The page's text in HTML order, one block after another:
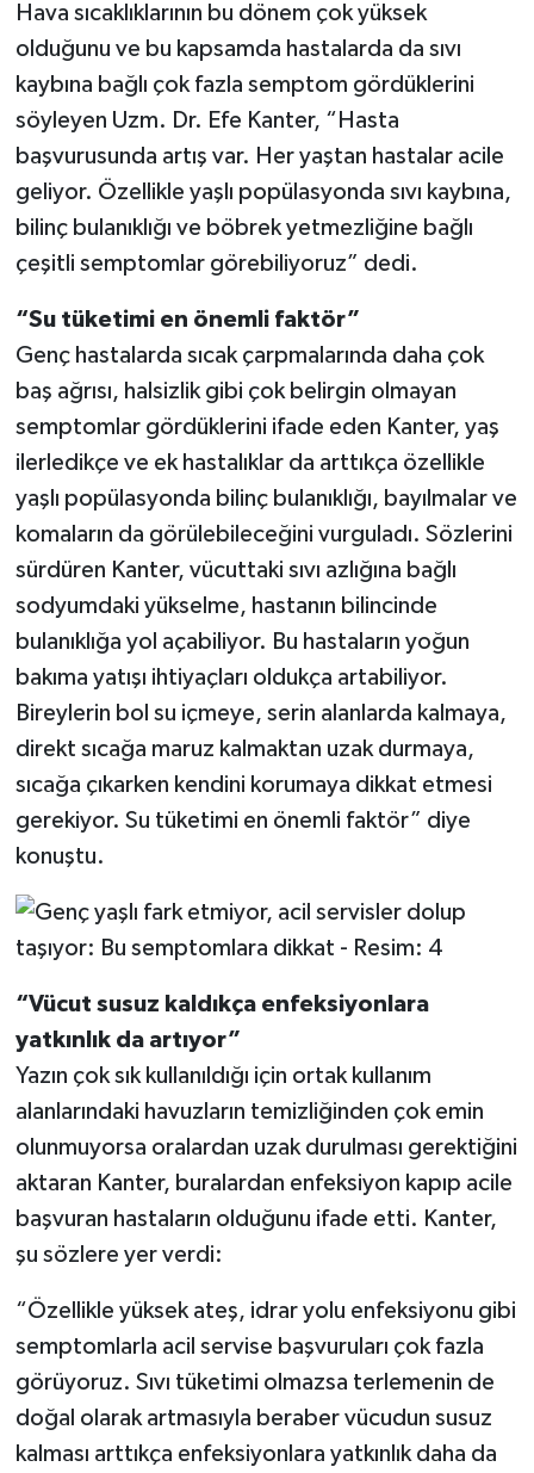
Hava sıcaklıklarının bu dönem çok yüksek
olduğunu ve bu kapsamda hastalarda da sıvı
kaybına bağlı çok fazla semptom gördüklerini
söyleyen Uzm. Dr. Efe Kanter, “Hasta
başvurusunda artış var. Her yaştan hastalar acile
geliyor. Özellikle yaşlı popülasyonda sıvı kaybına,
bilinç bulanıklığı ve böbrek yetmezliğine bağlı
çeşitli semptomlar görebiliyoruz” dedi.
“Su tüketimi en önemli faktör”
Genç hastalarda sıcak çarpmalarında daha çok
baş ağrısı, halsizlik gibi çok belirgin olmayan
semptomlar gördüklerini ifade eden Kanter, yaş
ilerledikçe ve ek hastalıklar da arttıkça özellikle
yaşlı popülasyonda bilinç bulanıklığı, bayılmalar ve
komaların da görülebileceğini vurguladı. Sözlerini
sürdüren Kanter, vücuttaki sıvı azlığına bağlı
sodyumdaki yükselme, hastanın bilincinde
bulanıklığa yol açabiliyor. Bu hastaların yoğun
bakıma yatışı ihtiyaçları oldukça artabiliyor.
Bireylerin bol su içmeye, serin alanlarda kalmaya,
direkt sıcağa maruz kalmaktan uzak durmaya,
sıcağa çıkarken kendini korumaya dikkat etmesi
gerekiyor. Su tüketimi en önemli faktör” diye
konuştu.
“Vücut susuz kaldıkça enfeksiyonlara
yatkınlık da artıyor”
Yazın çok sık kullanıldığı için ortak kullanım
alanlarındaki havuzların temizliğinden çok emin
olunmuyorsa oralardan uzak durulması gerektiğini
aktaran Kanter, buralardan enfeksiyon kapıp acile
başvuran hastaların olduğunu ifade etti. Kanter,
şu sözlere yer verdi:
“Özellikle yüksek ateş, idrar yolu enfeksiyonu gibi
semptomlarla acil servise başvuruları çok fazla
görüyoruz. Sıvı tüketimi olmazsa terlemenin de
doğal olarak artmasıyla beraber vücudun susuz
kalması arttıkça enfeksiyonlara yatkınlık daha da
KÜLTÜR SANAT